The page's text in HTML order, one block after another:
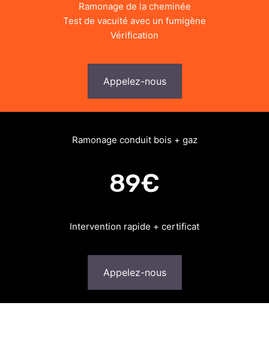
Ramonage de la cheminée
Test de vacuité avec un fumigène
Vérification
Appelez-nous
Ramonage conduit bois + gaz
89€
Intervention rapide + certificat
Appelez-nous